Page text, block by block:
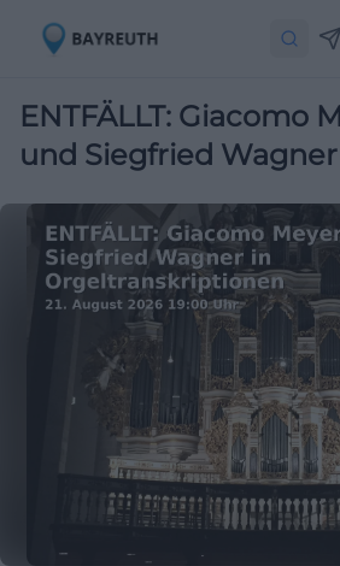
ENTFÄLLT: Giacomo
und Siegfried